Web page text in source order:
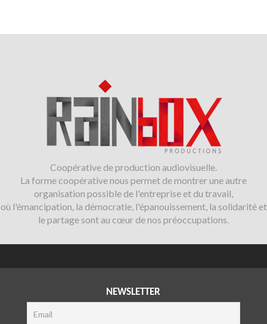
Coopérative de production audiovisuelle.
La forme coopérative nous permet de montrer une autre
organisation possible de l'entreprise et du travail,
où l'émancipation, la démocratie, l'épanouissement, la solidarité et
le partage sont au cœur de nos préoccupations.
NEWSLETTER